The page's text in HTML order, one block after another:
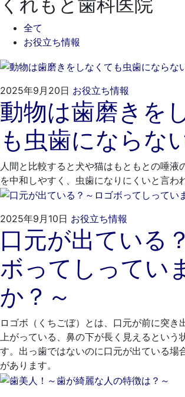
全て
お役立ち情報
2025年9月20日 お役立ち情報
年
8
月
25
日
れ
も
と
歯
科
医
院
動物は歯磨きを
も虫歯にならな
人間と比較すると犬や猫はもともとの唾液
を中和しやすく、虫歯になりにくいと言わ
2025年9月10日 お役立ち情報
年
8
月
25
れ
も
と
歯
院
口元が出ている
ボってしってい
か？～
ロゴボ（くちごぼ）とは、口元が前に突き
上がっている、鼻の下が長く見えるという
す。出っ歯ではないのに口元が出ている場
があります。